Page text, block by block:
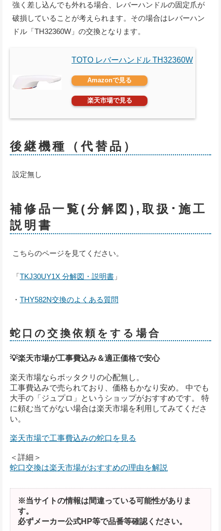
強く差し込んでも外れる場合、レバーハンドルの固定爪が
破損していることが考えられます。その場合はレバーハン
ドル「TH32360W」の交換となります。
TOTO レバーハンドル TH32360W
Amazonで見る
楽天市場で見る
後継機種（代替品）
設定無し
補修品一覧(分解図),取扱･施工
説明書
こちらのページを見てください。
「TKJ30UY1X 分解図・説明書 」
・ THY582N交換のよくある質問
蛇口の交換依頼をする場合
💡楽天市場が工事費込み＆適正価格で安心
楽天市場ならボッタクリの心配無し。
工事費込みで売られており、価格もかなり安め。 中でも
大手の「ジュプロ」というショップがおすすめです。 特
に頼む当てがない場合は楽天市場を利用してみてくださ
い。
楽天市場で工事費込みの蛇口を見る
＜詳細＞
蛇口交換は楽天市場がおすすめの理由を解説
※当サイトの情報は間違っている可能性がありま
す。
必ずメーカー公式HP等で品番等確認ください。